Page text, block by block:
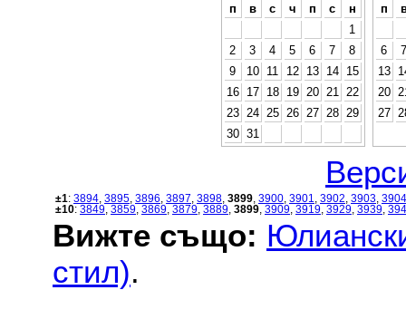
п
в с ч п с
н
1
2
3 4 5 6 7
8
9
10 11 12 13 14
15
16
17 18 19 20 21
22
23
24 25 26 27 28
29
30 31
п
6
7
13
20
27
±1: 3894 3895 3896 3897 3898 3899 3900 3901 3902 3903 3904
±10: 3849 3859 3869 3879 3889 3899 3909 3919 3929 3939
Вижте също:
стил).